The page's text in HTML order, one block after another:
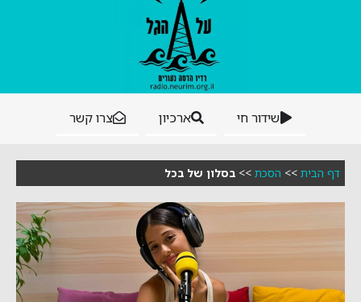
שידור חי ארכיון צרו קשר
דף הבית >> הסכת >> בסלון של בכל